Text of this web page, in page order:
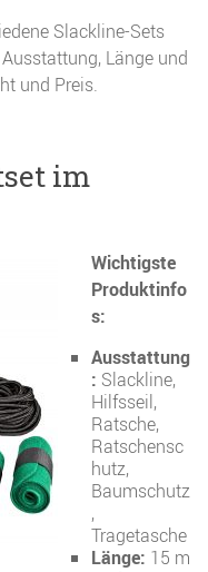
Slackline-Sets
Länge und
und Preis.
im
Wichtigste
Produktinfo
s:
Ausstattung
: Slackline,
Hilfsseil,
Ratsche,
Ratschensc
hutz,
Baumschutz
,
Tragetasche
Länge: 15 m